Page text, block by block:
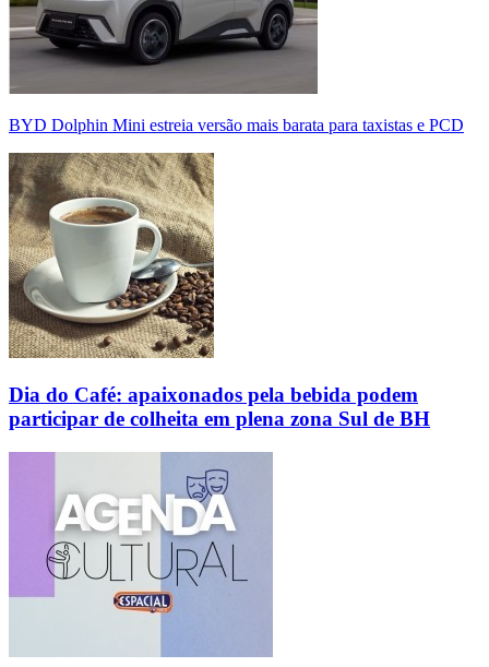
BYD Dolphin Mini estreia versão mais barata para taxistas e PCD
Dia do Café: apaixonados pela bebida podem
participar de colheita em plena zona Sul de BH